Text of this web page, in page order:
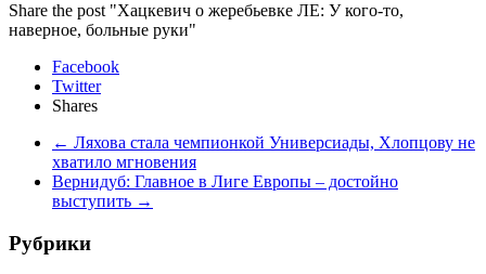
Share the post "Хацкевич о жеребьевке ЛЕ: У кого-то,
наверное, больные руки"
Facebook
Twitter
Shares
← Ляхова стала чемпионкой Универсиады, Хлопцову не
хватило мгновения
Вернидуб: Главное в Лиге Европы – достойно
выступить →
Рубрики